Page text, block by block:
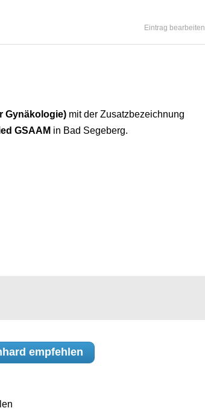
Eintrag bearbeiten
Gynäkologie) mit der Zusatzbezeichnung
GSAAM in Bad Segeberg.
empfehlen